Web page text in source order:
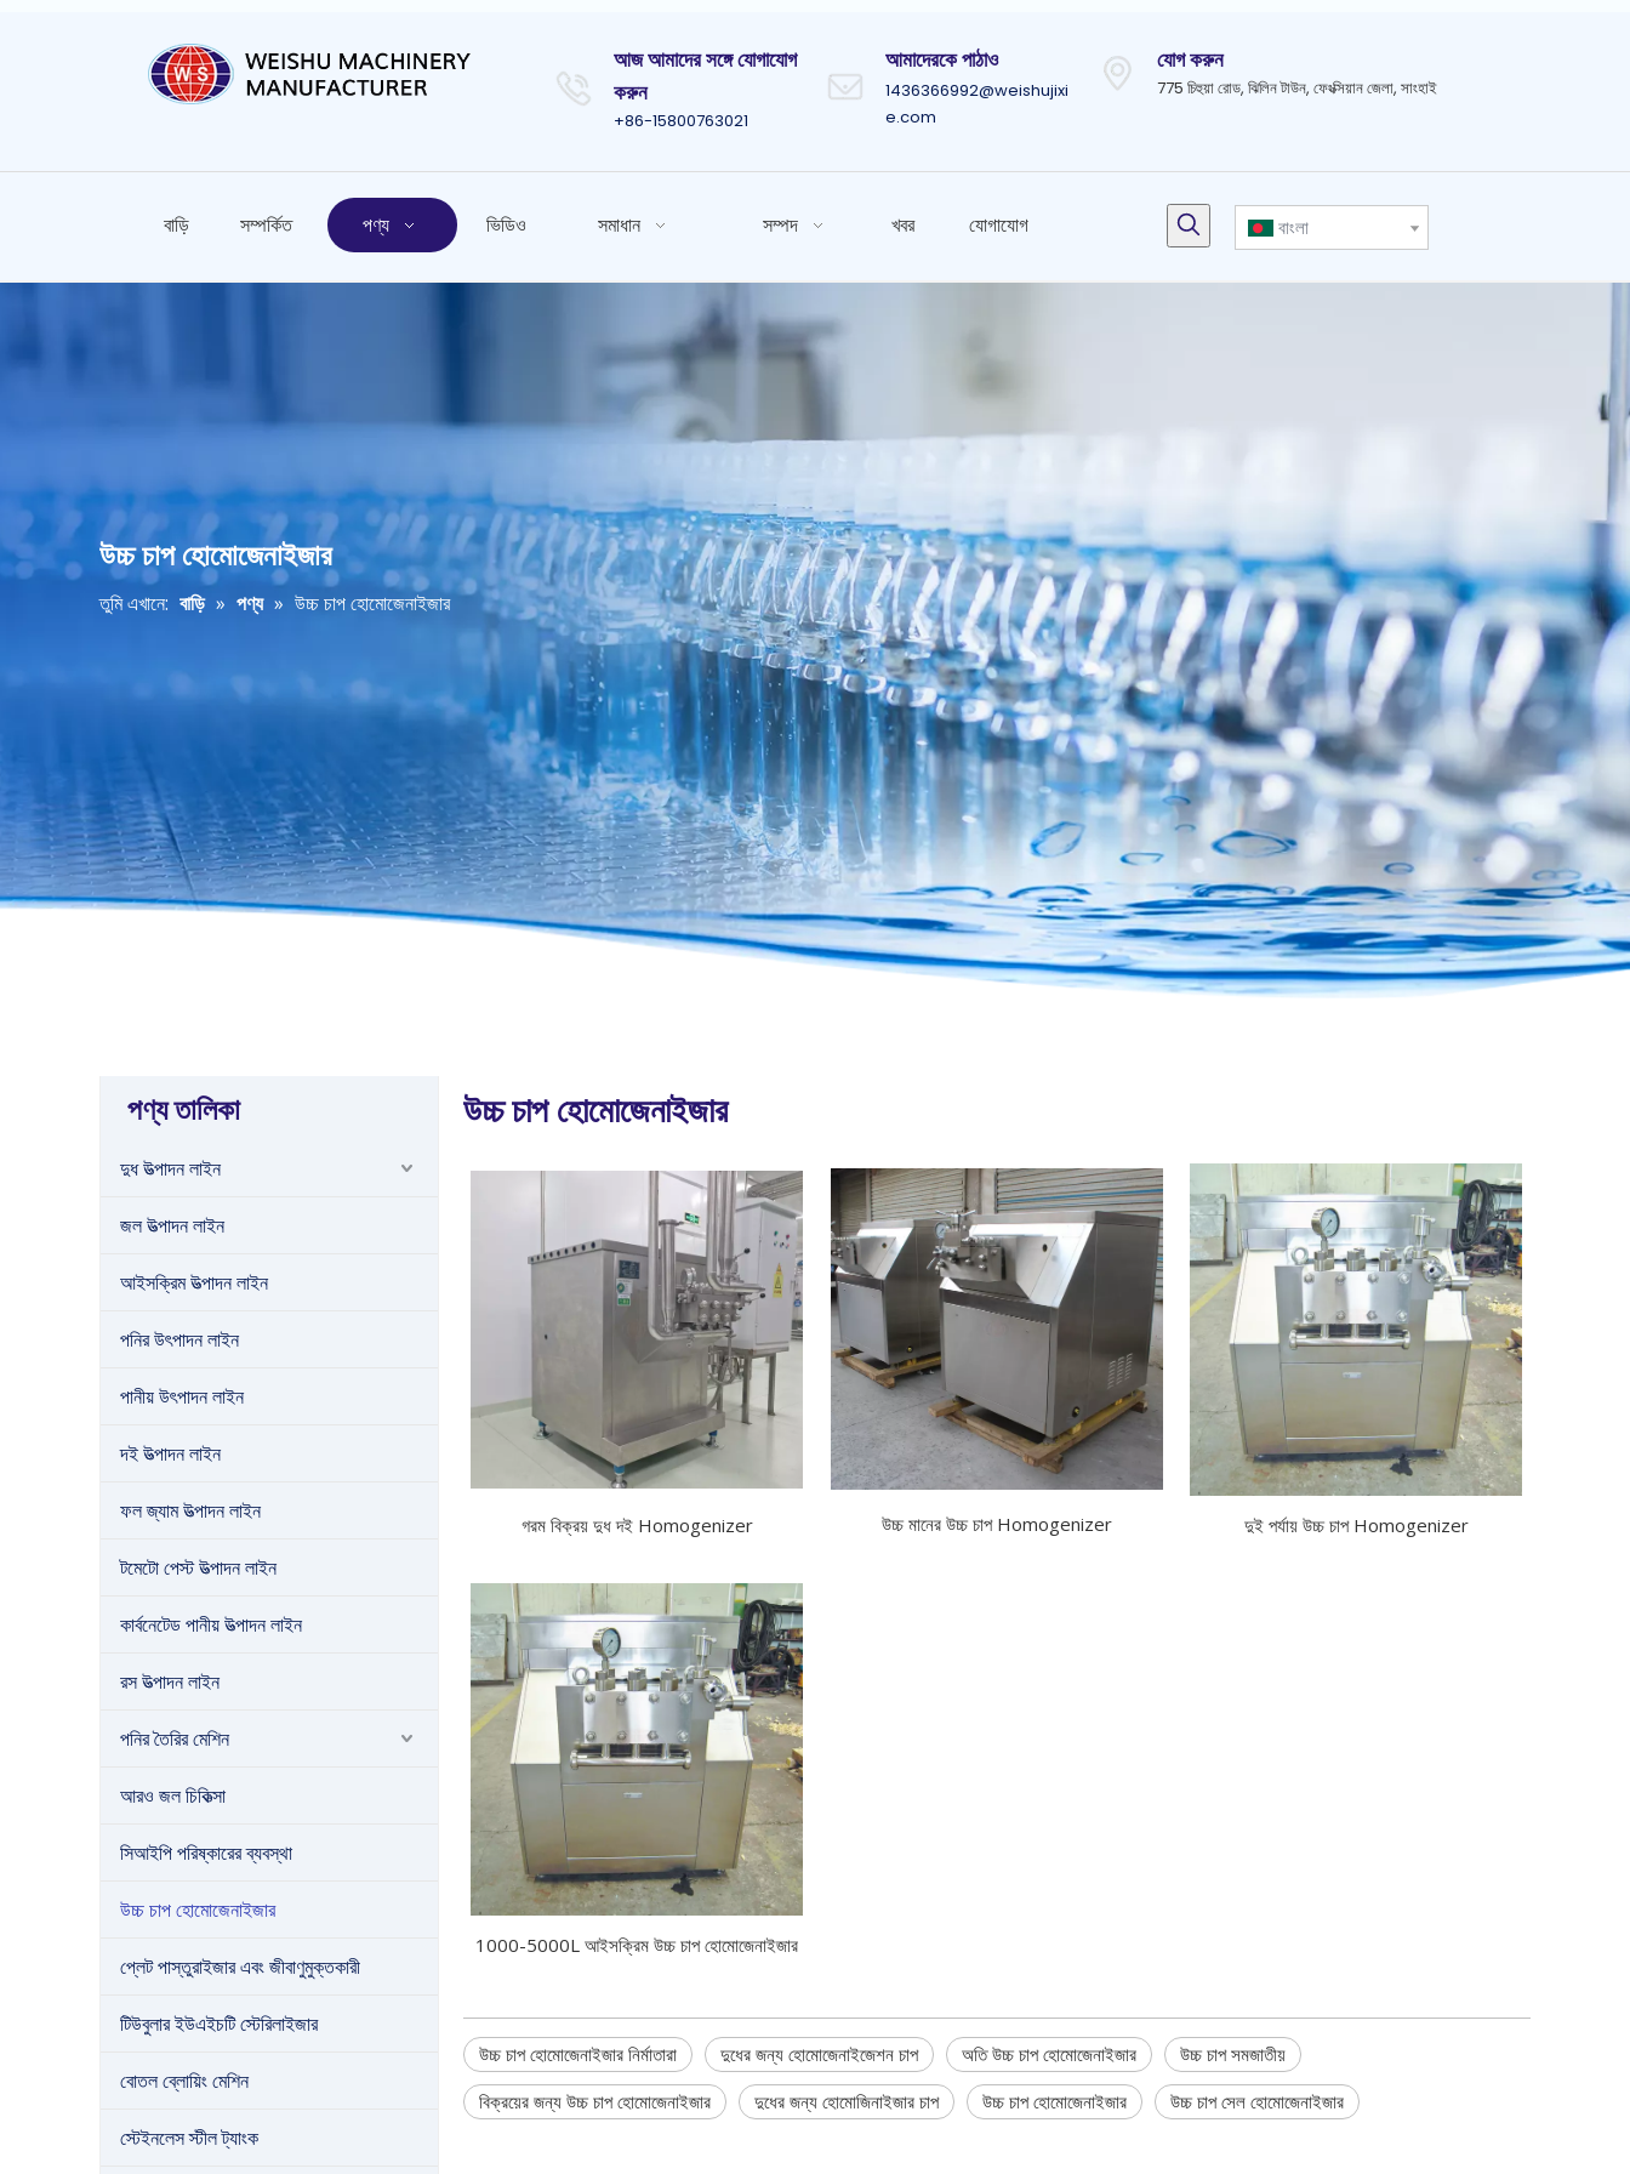
আজ আমাদের সঙ্গে যোগাযোগ
করুন
+86-15800763021
আমাদেরকে পাঠাও
1436366992@weishujixi
e.com
যোগ করুন
775 চিহুয়া রোড, ঝিলিন টাউন, ফেংক্সিয়ান জেলা, সাংহাই
বাড়ি সম্পর্কিত পণ্য ভিডিও সমাধান সম্পদ খবর যোগাযোগ বাংলা
উচ্চ চাপ হোমোজেনাইজার
তুমি এখানে: বাড়ি » পণ্য » উচ্চ চাপ হোমোজেনাইজার
পণ্য তালিকা
দুধ উত্পাদন লাইন
জল উত্পাদন লাইন
আইসক্রিম উত্পাদন লাইন
পনির উৎপাদন লাইন
পানীয় উৎপাদন লাইন
দই উত্পাদন লাইন
ফল জ্যাম উত্পাদন লাইন
টমেটো পেস্ট উত্পাদন লাইন
কার্বনেটেড পানীয় উত্পাদন লাইন
রস উত্পাদন লাইন
পনির তৈরির মেশিন
আরও জল চিকিত্সা
সিআইপি পরিষ্কারের ব্যবস্থা
উচ্চ চাপ হোমোজেনাইজার
প্লেট পাস্তুরাইজার এবং জীবাণুমুক্তকারী
টিউবুলার ইউএইচটি স্টেরিলাইজার
বোতল ব্লোয়িং মেশিন
স্টেইনলেস স্টীল ট্যাংক
উচ্চ চাপ হোমোজেনাইজার
গরম বিক্রয় দুধ দই Homogenizer উচ্চ মানের উচ্চ চাপ Homogenizer দুই পর্যায় উচ্চ চাপ Homogenizer
1000-5000L আইসক্রিম উচ্চ চাপ হোমোজেনাইজার
উচ্চ চাপ হোমোজেনাইজার নির্মাতারা দুধের জন্য হোমোজেনাইজেশন চাপ অতি উচ্চ চাপ হোমোজেনাইজার
উচ্চ চাপ সমজাতীয়
বিক্রয়ের জন্য উচ্চ চাপ হোমোজেনাইজার
দুধের জন্য হোমোজিনাইজার চাপ উচ্চ চাপ হোমোজেনাইজার উচ্চ চাপ সেল হোমোজেনাইজার